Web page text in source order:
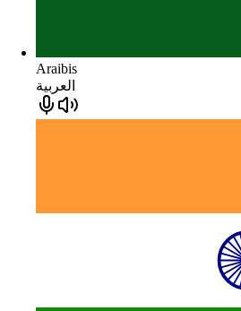
Araibis
العربية